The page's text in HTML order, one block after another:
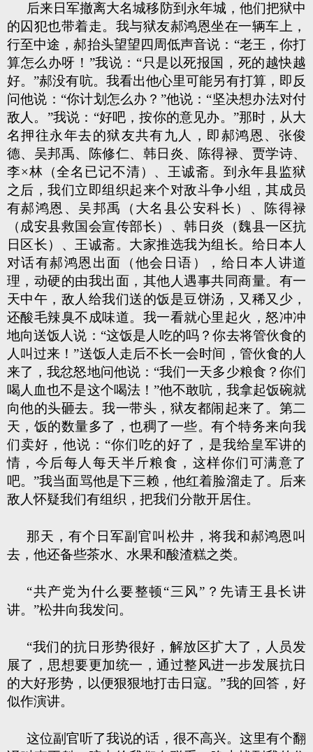
后来日军撤离大名城移防到永年城，他们把狱中
的囚犯也带着走。我与狱友郝鸿恩坐在一辆车上，
行至中途，郝抬头望望四周低声音说：“老王，你打
算怎么办呀！”我说：“只是以死报国，死的越快越
好。”郝没有吭。我看出他心里可能另有打算，即反
问他说：“你计划怎么办？”他说：“坚决想办法对付
敌人。”我说：“好吧，按你的意见办。”那时，从大
名押往永年去的狱友共有九人，即郝鸿恩、张俊
德、吴邦禹、陈修仁、韩日炎、陈得禄、贾学诗、
李×林（全名已记不清）、王诚斋。到永年县监狱
之后，我们立即组织起来个对敌斗争小组，其成员
有郝鸿恩、吴邦禹（大名县公安科长）、陈得禄
（成安县救国会宣传部长）、韩日炎（魏县一区抗
日区长）、王诚斋。大家推选我为组长。给日本人
对话有郝鸿恩出面（他会日语），给日本人讲道
理，动硬的由我出面，其他人遇事共同商量。有一
天中午，敌人给我们送的饭是豆饼汤，又稀又少，
还酸毛辣臭不成味道。我一看就心里起火，怒冲冲
地向送饭人说：“这饭是人吃的吗？你去将管伙食的
人叫过来！”送饭人走后不长一会时间，管伙食的人
来了，我忿怒地问他说：“我们一天多少粮食？你们
喝人血也不是这个喝法！”他不敢吭，我拿起饭碗就
向他的头砸去。我一带头，狱友都闹起来了。第二
天，饭的数量多了，也稠了一些。有个特务来向我
们卖好，他说：“你们吃的好了，是我给皇军讲的
情，今后每人每天半斤粮食，这样你们可满意了
吧。”我当面骂他是下三赖，他红着脸溜走了。后来
敌人怀疑我们有组织，把我们分散开居住。
那天，有个日军副官叫松井，将我和郝鸿恩叫
去，他还备些茶水、水果和酸渣糕之类。
“共产党为什么要整顿“三风”？先请王县长讲
讲。”松井向我发问。
“我们的抗日形势很好，解放区扩大了，人员发
展了，思想要更加统一，通过整风进一步发展抗日
的大好形势，以便狠狠地打击日寇。”我的回答，好
似作演讲。
这位副官听了我说的话，很不高兴。这里有个翻